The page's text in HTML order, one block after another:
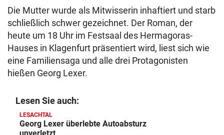
Die Mutter wurde als Mitwisserin inhaftiert und starb
schließlich schwer gezeichnet. Der Roman, der
heute um 18 Uhr im Festsaal des Hermagoras-
Hauses in Klagenfurt präsentiert wird, liest sich wie
eine Familiensaga und alle drei Protagonisten
hießen Georg Lexer.
Lesen Sie auch:
LESACHTAL
Georg Lexer überlebte Autoabsturz